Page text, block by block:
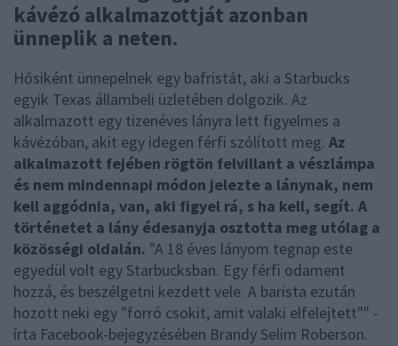
kávézó alkalmazottját azonban
ünneplik a neten.
Hősiként ünnepelnek egy bafristát, aki a Starbucks
egyik Texas állambeli üzletében dolgozik. Az
alkalmazott egy tizenéves lányra lett figyelmes a
kávézóban, akit egy idegen férfi szólított meg. Az
alkalmazott fejében rögtön felvillant a vészlámpa
és nem mindennapi módon jelezte a lánynak, nem
kell aggódnia, van, aki figyel rá, s ha kell, segít. A
történetet a lány édesanyja osztotta meg utólag a
közösségi oldalán. "A 18 éves lányom tegnap este
egyedül volt egy Starbucksban. Egy férfi odament
hozzá, és beszélgetni kezdett vele. A barista ezután
hozott neki egy "forró csokit, amit valaki elfelejtett"" -
írta Facebook-bejegyzésében Brandy Selim Roberson.